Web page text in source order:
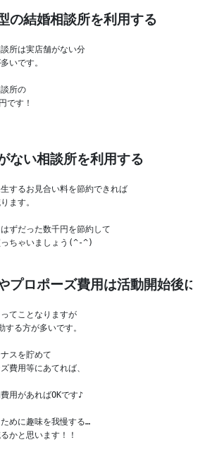
の結婚相談所を利用する
所は実店舗がない分
いです。
所の
です！
ない相談所を利用する
するお見合い料を節約できれば
ます。
ずだった数千円を節約して
っちゃいましょう(^-^)
プロポーズ費用は活動開始後に
てことなりますが
する方が多いです。
スを貯めて
費用等にあてれば、
用があればOKです♪
めに趣味を我慢する…
かと思います！！